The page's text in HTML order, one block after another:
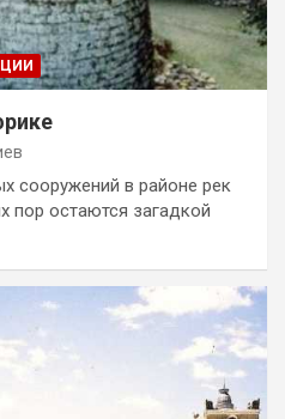
сооружений в районе рек
пор остаются загадкой